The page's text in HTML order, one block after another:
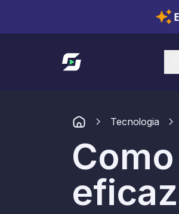
Link para a página inicial
Tecnologia